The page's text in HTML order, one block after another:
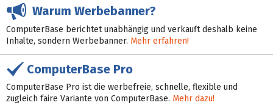
Warum Werbebanner?
ComputerBase berichtet unabhängig und verkauft deshalb keine
Inhalte, sondern Werbebanner. Mehr erfahren!
ComputerBase Pro
ComputerBase Pro ist die werbefreie, schnelle, flexible und
zugleich faire Variante von ComputerBase. Mehr dazu!